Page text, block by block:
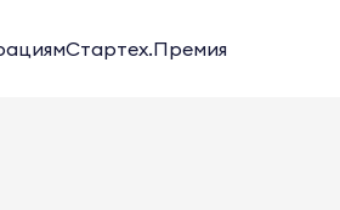
Стартех.Премия